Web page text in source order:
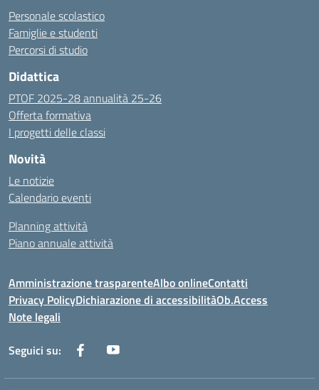
Personale scolastico
Famiglie e studenti
Percorsi di studio
Didattica
PTOF 2025-28 annualità 25-26
Offerta formativa
I progetti delle classi
Novità
Le notizie
Calendario eventi
Planning attività
Piano annuale attività
Amministrazione trasparenteAlbo onlineContatti
Privacy PolicyDichiarazione di accessibilitàOb.Access
Note legali
Seguici su: